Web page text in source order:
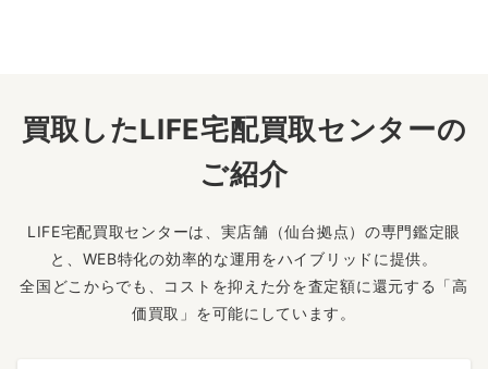
買取したLIFE宅配買取センターの
ご紹介
LIFE宅配買取センターは、実店舗（仙台拠点）の専門鑑定眼
と、WEB特化の効率的な運用をハイブリッドに提供。
全国どこからでも、コストを抑えた分を査定額に還元する「高
価買取」を可能にしています。